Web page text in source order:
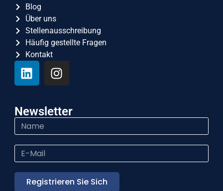
Blog
Über uns
Stellenausschreibung
Häufig gestellte Fragen
Kontakt
Newsletter
Registrieren Sie Sich